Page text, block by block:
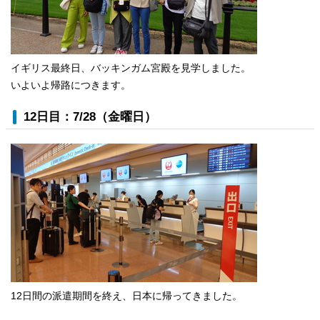
イギリス最終日、バッキンガム宮殿を見学しました。
いよいよ帰路につきます。
12日目：7/28（金曜日）
12日間の派遣期間を終え、日本に帰ってきました。